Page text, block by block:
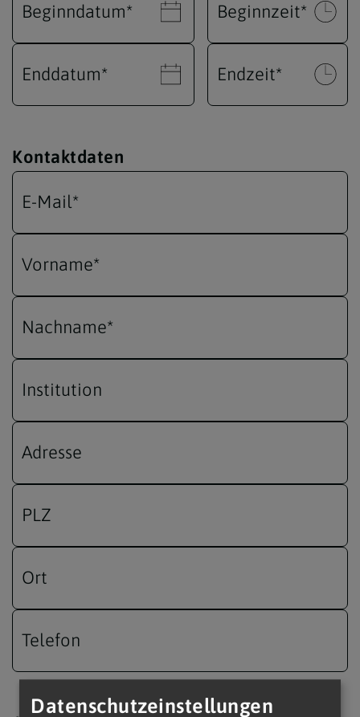
Beginndatum* Beginnzeit*
Enddatum* Endzeit*
Kontaktdaten
E-Mail*
Vorname*
Nachname*
Institution
Adresse
PLZ
Ort
Telefon
Datenschutzeinstellungen